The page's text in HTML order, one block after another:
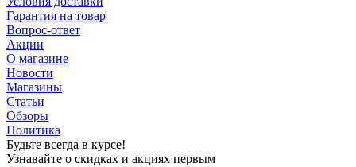
Гарантия на товар
Вопрос-ответ
Акции
О магазине
Новости
Магазины
Статьи
Обзоры
Политика
Будьте всегда в курсе!
Узнавайте о скидках и акциях первым